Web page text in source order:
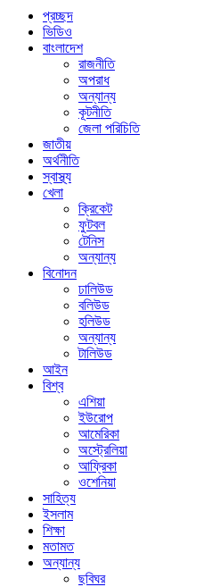
প্রচ্ছদ
ভিডিও
বাংলাদেশ
রাজনীতি
অপরাধ
অন্যান্য
কূটনীতি
জেলা পরিচিতি
জাতীয়
অর্থনীতি
স্বাস্থ্য
খেলা
ক্রিকেট
ফুটবল
টেনিস
অন্যান্য
বিনোদন
ঢালিউড
বলিউড
হলিউড
অন্যান্য
টালিউড
আইন
বিশ্ব
এশিয়া
ইউরোপ
আমেরিকা
অস্ট্রেলিয়া
আফ্রিকা
ওশেনিয়া
সাহিত্য
ইসলাম
শিক্ষা
মতামত
অন্যান্য
ছবিঘর